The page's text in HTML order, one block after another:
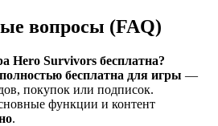
вопросы (FAQ)
Hero Survivors бесплатна?
полностью бесплатна для игры —
покупок или подписок.
функции и контент
.